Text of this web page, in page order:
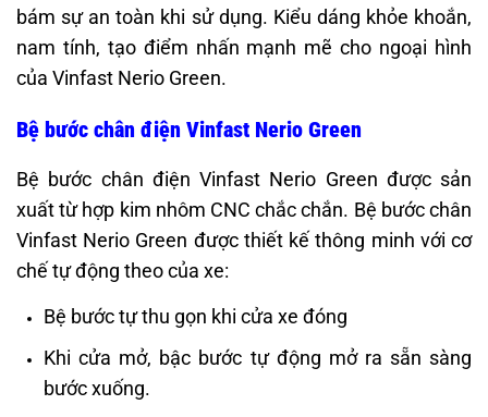
bám sự an toàn khi sử dụng. Kiểu dáng khỏe khoắn,
nam tính, tạo điểm nhấn mạnh mẽ cho ngoại hình
của Vinfast Nerio Green.
Bệ bước chân điện Vinfast Nerio Green
Bệ bước chân điện Vinfast Nerio Green được sản
xuất từ hợp kim nhôm CNC chắc chắn. Bệ bước chân
Vinfast Nerio Green được thiết kế thông minh với cơ
chế tự động theo của xe:
Bệ bước tự thu gọn khi cửa xe đóng
Khi cửa mở, bậc bước tự động mở ra sẵn sàng
bước xuống.